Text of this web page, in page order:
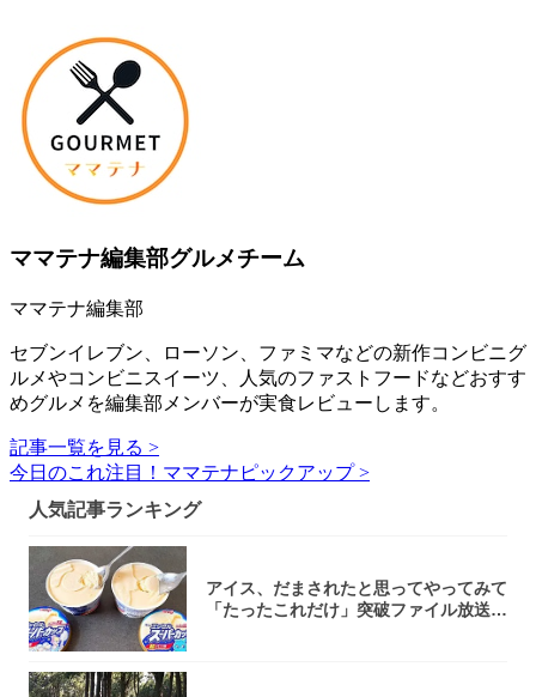
ママテナ編集部グルメチーム
ママテナ編集部
セブンイレブン、ローソン、ファミマなどの新作コンビニグ
ルメやコンビニスイーツ、人気のファストフードなどおすす
めグルメを編集部メンバーが実食レビューします。
記事一覧を見る >
今日のこれ注目！ママテナピックアップ >
人気記事ランキング
アイス、だまされたと思ってやってみて
「たったこれだけ」突破ファイル放送で